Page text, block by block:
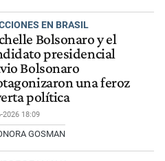
EN BRASIL
Bolsonaro y el
presidencial
Bolsonaro
una feroz
política
2026 18:09
GOSMAN